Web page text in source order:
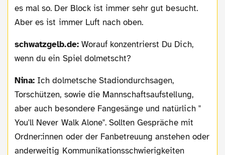
es mal so. Der Block ist immer sehr gut besucht.
Aber es ist immer Luft nach oben.
schwatzgelb.de: Worauf konzentrierst Du Dich,
wenn du ein Spiel dolmetscht?
Nina: Ich dolmetsche Stadiondurchsagen,
Torschützen, sowie die Mannschaftsaufstellung,
aber auch besondere Fangesänge und natürlich "
You'll Never Walk Alone". Sollten Gespräche mit
Ordner:innen oder der Fanbetreuung anstehen oder
anderweitig Kommunikationsschwierigkeiten